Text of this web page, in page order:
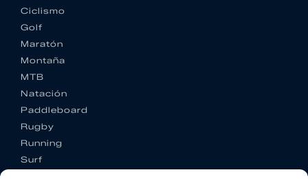
Ciclismo
Golf
Maratón
Montaña
MTB
Natación
Paddleboard
Rugby
Running
Surf